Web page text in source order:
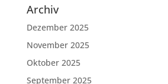
Archiv
Dezember 2025
November 2025
Oktober 2025
September 2025